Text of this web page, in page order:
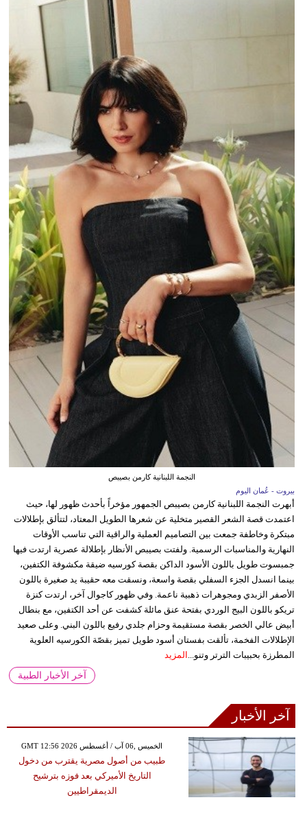
النجمة اللبنانية كارمن بصيبص
بيروت - عُمان اليوم
أبهرت النجمة اللبنانية كارمن بصيبص الجمهور مؤخراً بأحدث ظهور لها، حيث
اعتمدت قصة الشعر القصير متخلية عن شعرها الطويل المعتاد، لتتألق بإطلالات
مبتكرة وخاطفة جمعت بين التصاميم العملية والراقية التي تناسب الأوقات
النهارية والمناسبات الرسمية. ولفتت بصيبص الأنظار بإطلالة عصرية ارتدت فيها
جمبسوت طويل باللون الأسود الداكن بقصة كورسيه ضيقة مكشوفة الكتفين،
بينما انسدل الجزء السفلي بقصة واسعة، ونسقت معه حقيبة يد صغيرة باللون
الأصفر الزبدي ومجوهرات ذهبية ناعمة. وفي ظهور كاجوال آخر، ارتدت كنزة
تريكو باللون البيج الوردي بفتحة عنق مائلة كشفت عن أحد الكتفين، مع بنطال
أبيض عالي الخصر بقصة مستقيمة وحزام جلدي رفيع باللون البني. وعلى صعيد
الإطلالات الفخمة، تألقت بفستان أسود طويل تميز بقصّة الكورسيه العلوية
المطرزة بحبيبات الترتر وتنو... المزيد
آخر الأخبار الطبية
آخر الأخبار
GMT 12:56 2026 الخميس ,06 آب / أغسطس
طبيب من أصول مصرية يقترب من دخول
التاريخ الأميركي بعد فوزه بترشيح
الديمقراطيين